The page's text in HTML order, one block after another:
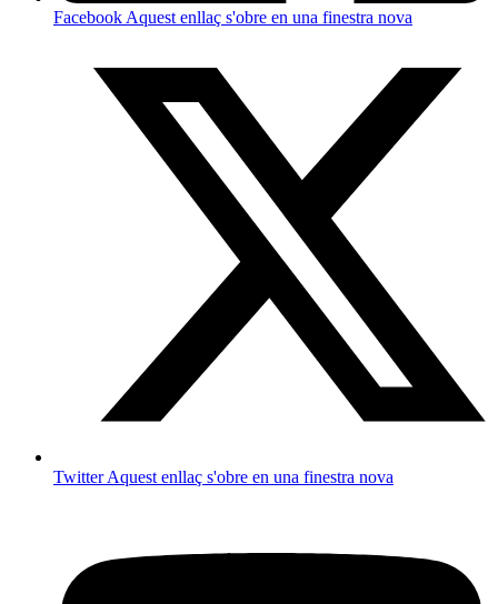
Facebook Aquest enllaç s'obre en una finestra nova
TwitterAquest enllaç s'obre en una finestra nova